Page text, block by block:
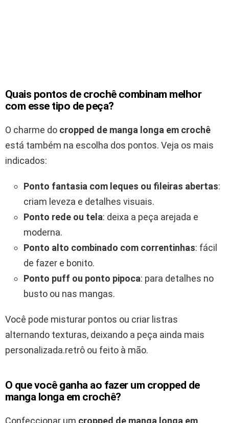
Quais pontos de crochê combinam melhor
com esse tipo de peça?
O charme do cropped de manga longa em crochê
está também na escolha dos pontos. Veja os mais
indicados:
Ponto fantasia com leques ou fileiras abertas:
criam leveza e detalhes visuais.
Ponto rede ou tela: deixa a peça arejada e
moderna.
Ponto alto combinado com correntinhas: fácil
de fazer e bonito.
Ponto puff ou ponto pipoca: para detalhes no
busto ou nas mangas.
Você pode misturar pontos ou criar listras
alternando texturas, deixando a peça ainda mais
personalizada.retrô ou feito à mão.
O que você ganha ao fazer um cropped de
manga longa em crochê?